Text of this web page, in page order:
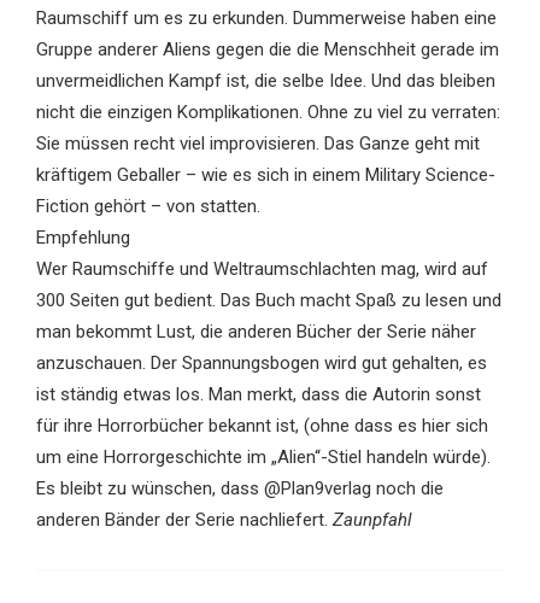
Raumschiff um es zu erkunden. Dummerweise haben eine
Gruppe anderer Aliens gegen die die Menschheit gerade im
unvermeidlichen Kampf ist, die selbe Idee. Und das bleiben
nicht die einzigen Komplikationen. Ohne zu viel zu verraten:
Sie müssen recht viel improvisieren. Das Ganze geht mit
kräftigem Geballer – wie es sich in einem Military Science-
Fiction gehört – von statten.
Empfehlung
Wer Raumschiffe und Weltraumschlachten mag, wird auf
300 Seiten gut bedient. Das Buch macht Spaß zu lesen und
man bekommt Lust, die anderen Bücher der Serie näher
anzuschauen. Der Spannungsbogen wird gut gehalten, es
ist ständig etwas los. Man merkt, dass die Autorin sonst
für ihre Horrorbücher bekannt ist, (ohne dass es hier sich
um eine Horrorgeschichte im „Alien“-Stiel handeln würde).
Es bleibt zu wünschen, dass @Plan9verlag noch die
anderen Bänder der Serie nachliefert. Zaunpfahl